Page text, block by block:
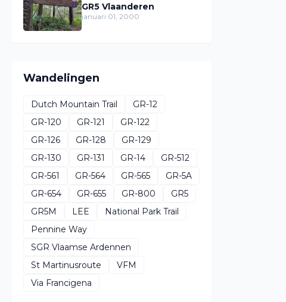
GR5 Vlaanderen
januari 01, 2000
Wandelingen
Dutch Mountain Trail
GR-12
GR-120
GR-121
GR-122
GR-126
GR-128
GR-129
GR-130
GR-131 GR-14
GR-512
GR-561
GR-564 GR-565
GR-5A
GR-654
GR-655 GR-800
GR5
GR5M
LEE
National Park Trail
Pennine Way
SGR Vlaamse Ardennen
St Martinusroute
VFM
Via Francigena